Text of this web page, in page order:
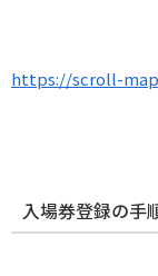
https://scroll-
入場券登録の手